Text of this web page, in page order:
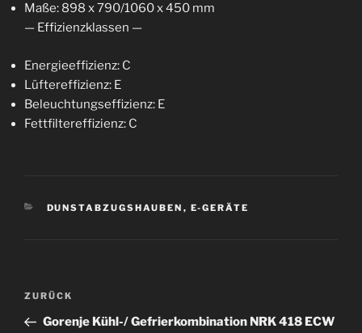
Maße: 898 x 790/1060 x 450 mm
— Effizienzklassen —
Energieeffizienz: C
Lüftereffizienz: E
Beleuchtungseffizienz: E
Fettfiltereffizienz: C
KATEGORIEN
DUNSTABZUGSHAUBEN , E-GERÄTE
Beitragsnavigation
Vorheriger
Beitrag
ZURÜCK
Gorenje Kühl-/ Gefrierkombination NRK 418 ECW